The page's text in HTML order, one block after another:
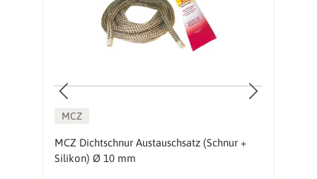
MCZ
MCZ Dichtschnur Austauschsatz (Schnur +
Silikon) Ø 10 mm